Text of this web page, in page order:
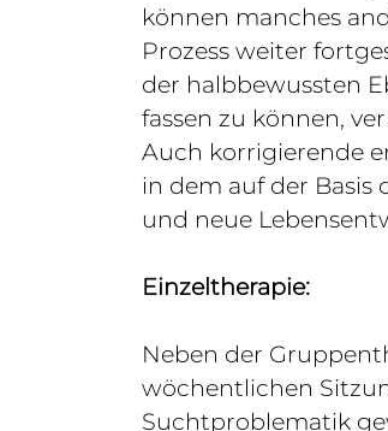
können manches
Prozess weiter
der halbbewussten
fassen zu können,
Auch korrigierende
in dem auf der Basis
und neue
Einzeltherapie:
Neben der
wöchentlichen
Suchtproblematik